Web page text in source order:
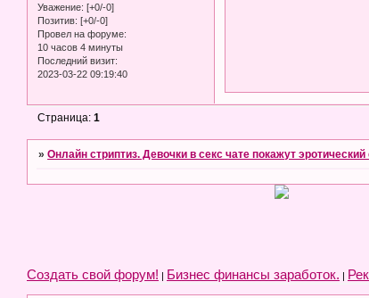
Уважение: [+0/-0]
Позитив: [+0/-0]
Провел на форуме:
10 часов 4 минуты
Последний визит:
2023-03-22 09:19:40
Страница:1
»Онлайн стриптиз. Девочки в секс чате покажут
Создать свой форум! | Бизнес финансы заработок. |